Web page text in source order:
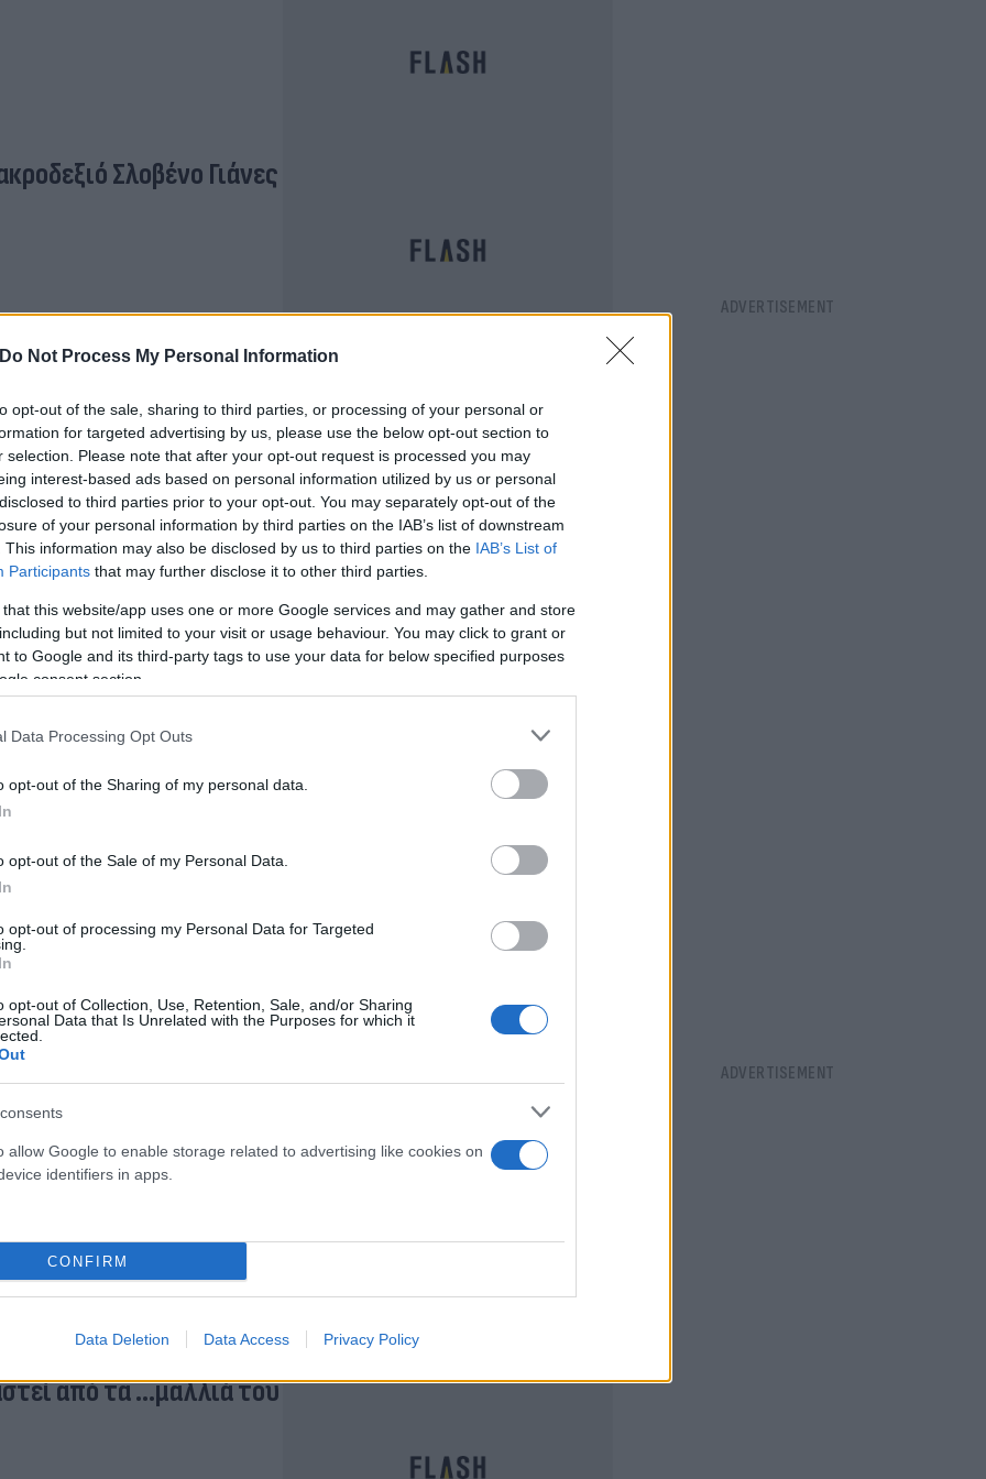
Do Not Process My Personal Information
opt-out of the sale, sharing to third parties, or processing of your personal or
for targeted advertising by us, please use the below opt-out section to
selection. Please note that after your opt-out request is processed you may
interest-based ads based on personal information utilized by us or personal
to third parties prior to your opt-out. You may separately opt-out of the
of your personal information by third parties on the IAB’s list of downstream
This information may also be disclosed by us to third parties on the IAB’s List of
Participants that may further disclose it to other third parties.
that this website/app uses one or more Google services and may gather and store
but not limited to your visit or usage behaviour. You may click to grant or
to Google and its third-party tags to use your data for below specified purposes
consent section.
Data Processing Opt Outs
opt-out of the Sharing of my personal data.
opt-out of the Sale of my Personal Data.
opt-out of processing my Personal Data for Targeted
opt-out of Collection, Use, Retention, Sale, and/or Sharing
Data that Is Unrelated with the Purposes for which it
allow Google to enable storage related to advertising like cookies on
identifiers in apps.
CONFIRM
Data Deletion Data Access Privacy Policy
Σλοβένο Γιάνες
την Ελλάδα αλλά με την
από την
και αύξηση του
από τα …μαλλιά του